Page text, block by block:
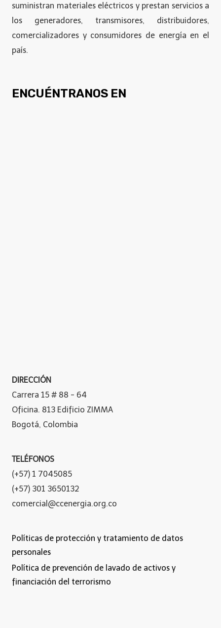
suministran materiales eléctricos y prestan servicios a
los generadores, transmisores, distribuidores,
comercializadores y consumidores de energía en el
país.
ENCUÉNTRANOS EN
DIRECCIÓN
Carrera 15 # 88 - 64
Oficina. 813 Edificio ZIMMA
Bogotá, Colombia
TELÉFONOS
(+57) 1 7045085
(+57) 301 3650132
comercial@ccenergia.org.co
Políticas de protección y tratamiento de datos
personales
Política de prevención de lavado de activos y
financiación del terrorismo